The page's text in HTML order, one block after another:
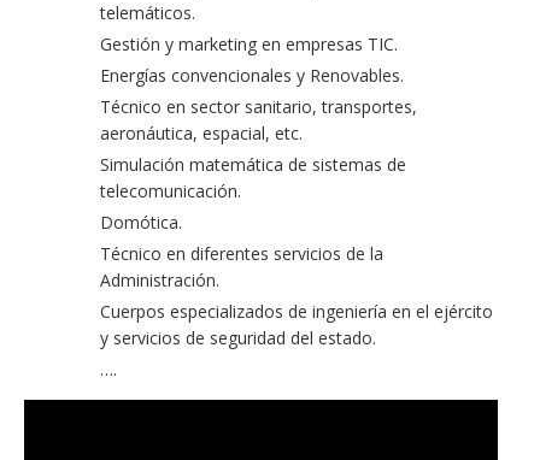
telemáticos.
Gestión y marketing en empresas TIC.
Energías convencionales y Renovables.
Técnico en sector sanitario, transportes,
aeronáutica, espacial, etc.
Simulación matemática de sistemas de
telecomunicación.
Domótica.
Técnico en diferentes servicios de la
Administración.
Cuerpos especializados de ingeniería en el ejército
y servicios de seguridad del estado.
….